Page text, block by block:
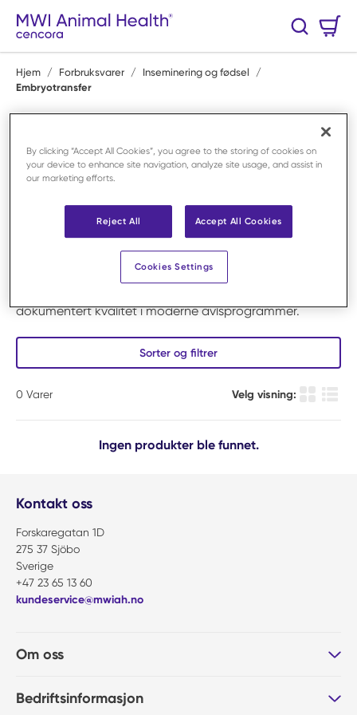
Hopp til hovedinnhold
Søk
Hjem / Forbruksvarer / Inseminering og fødsel
/
Embryotransfer
Avansert reproduksjonsteknologi stiller høye krav til
presisjon og utstyr. I denne kategorien finner du
profesjonelt avlsarbeid. Sortimentet støtter trygg
håndtering, lagring og overføring av embryo.
Produktene er utviklet for nøyaktighet og kontroll
gjennom hele prosessen. MWI Animal Health leverer
dokumentert kvalitet i moderne avlsprogrammer.
Sorter og filtrer
0 Varer Velg visning:
Ingen produkter ble funnet.
Kontakt oss
Forskaregatan 1D
275 37 Sjöbo
Sverige
+47 23 65 13 60
kundeservice@mwiah.no
Om oss
Bedriftsinformasjon
By clicking “Accept All Cookies”, you agree to the storing of cookies on
your device to enhance site navigation, analyze site usage, and assist in
our marketing efforts.
Reject All Accept All Cookies
Cookies Settings